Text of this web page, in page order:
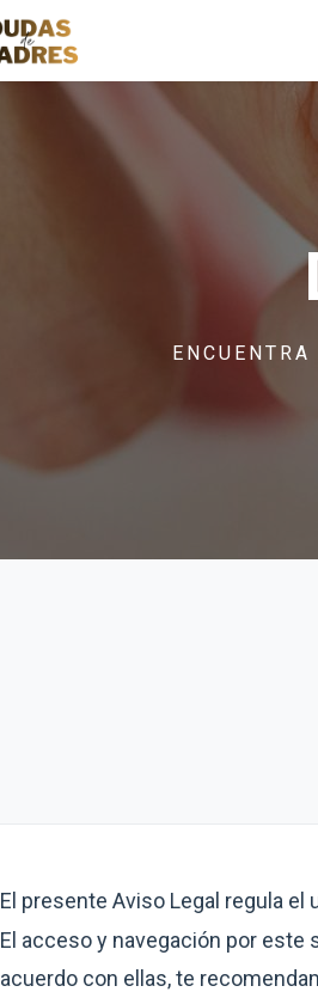
El presente Aviso Legal regula el
El acceso y navegación por
acuerdo con ellas, te